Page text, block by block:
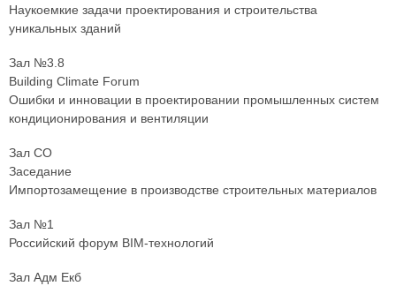
Наукоемкие задачи проектирования и строительства
уникальных зданий
Зал №3.8
Building Climate Forum
Ошибки и инновации в проектировании промышленных систем
кондиционирования и вентиляции
Зал СО
Заседание
Импортозамещение в производстве строительных материалов
Зал №1
Российский форум BIM-технологий
Зал Адм Екб